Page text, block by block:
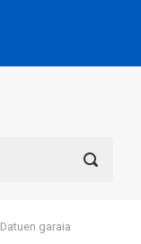
Datuen garaia